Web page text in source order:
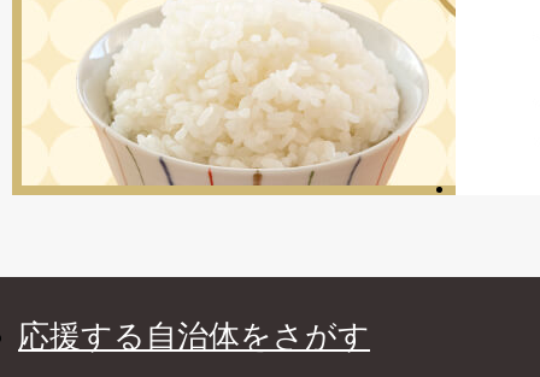
応援する自治体をさがす